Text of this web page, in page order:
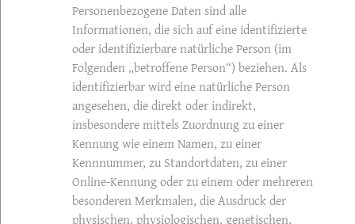
Personenbezogene Daten sind alle
Informationen, die sich auf eine identifizierte
oder identifizierbare natürliche Person (im
Folgenden „betroffene Person“) beziehen. Als
identifizierbar wird eine natürliche Person
angesehen, die direkt oder indirekt,
insbesondere mittels Zuordnung zu einer
Kennung wie einem Namen, zu einer
Kennnummer, zu Standortdaten, zu einer
Online-Kennung oder zu einem oder mehreren
besonderen Merkmalen, die Ausdruck der
physischen, physiologischen, genetischen,